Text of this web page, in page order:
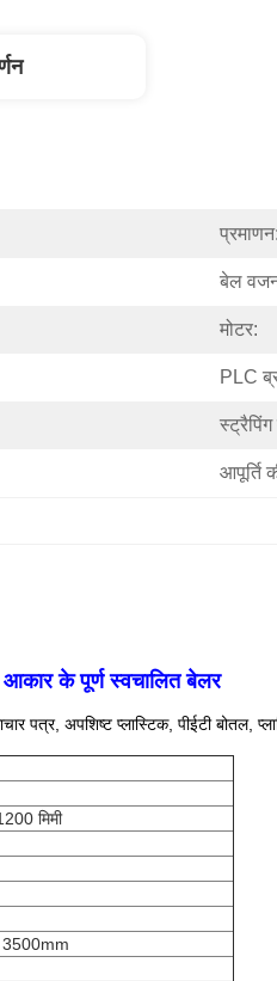
प्रमाणन:
बेल
मोटर:
PLC
स्ट्रैपिंग
आपूर्ति
के पूर्ण स्वचालित बेलर
पत्र, अपशिष्ट प्लास्टिक, पीईटी बोतल,
मिमी